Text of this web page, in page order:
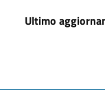
Ultimo